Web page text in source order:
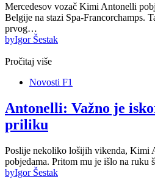
Mercedesov vozač Kimi Antonelli
Belgije na stazi Spa-Francorchamps.
prvog…
byIgor Šestak
Pročitaj više
Novosti F1
Antonelli: Važno je
priliku
Poslije nekoliko lošijih vikenda, Kimi
pobjedama. Pritom mu je išlo na ruku
byIgor Šestak